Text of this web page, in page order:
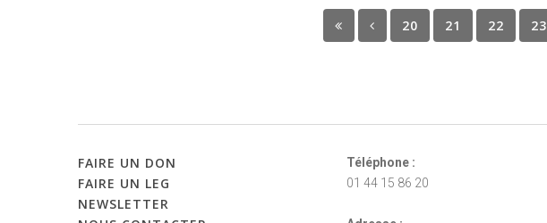
20 21 22 23
FAIRE UN DON
FAIRE UN LEG
NEWSLETTER
Téléphone :
01 44 15 86 20